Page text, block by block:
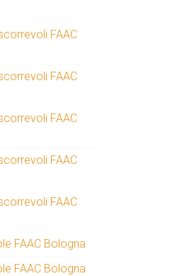
FAAC
FAAC
FAAC
FAAC
FAAC
FAAC Bologna
FAAC Bologna